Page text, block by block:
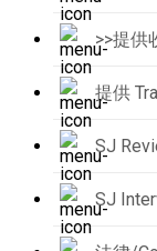
>>提供
提供
SJ
SJ